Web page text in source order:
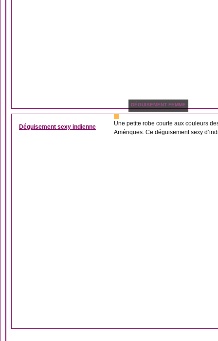
DÉGUISEMENT FEMME
Déguisement sexy indienne
Une petite robe courte aux couleurs
Amériques. Ce déguisement sexy